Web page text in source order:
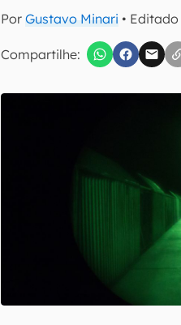
PorGustavo Minari •
Compartilhe:
Confirmo que li, aceito